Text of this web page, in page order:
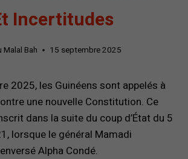
Incertitudes
Bah 15 septembre 2025
2025, les Guinéens sont appelés à
une nouvelle Constitution. Ce
dans la suite du coup d’État du 5
lorsque le général Mamadi
Alpha Condé.